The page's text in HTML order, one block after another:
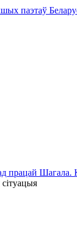
паэтаў
працай